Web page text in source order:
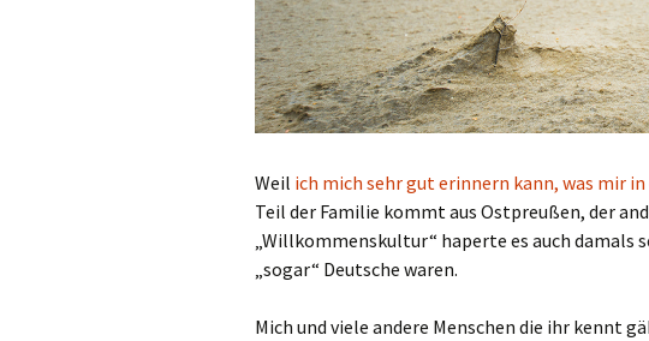
Weil ich mich sehr gut erinnern kann, was mir
Teil der Familie kommt aus Ostpreußen, der
„Willkommenskultur“ haperte es auch
„sogar“ Deutsche waren.
Mich und viele andere Menschen die ihr kennt